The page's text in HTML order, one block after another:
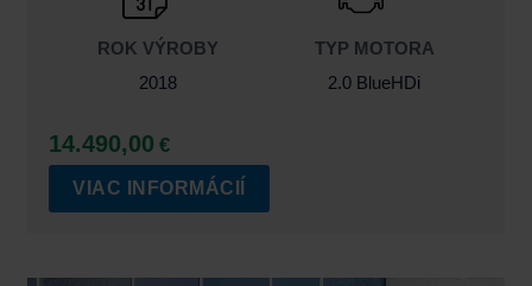
ROK VÝROBY
2018
TYP MOTORA
2.0 BlueHDi
14.490,00 €
VIAC INFORMÁCIÍ